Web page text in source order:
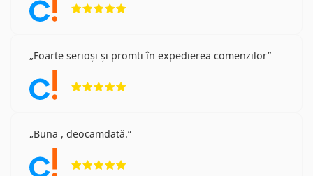
Foarte serioși și promti în expedierea comenzilor
Buna , deocamdată.